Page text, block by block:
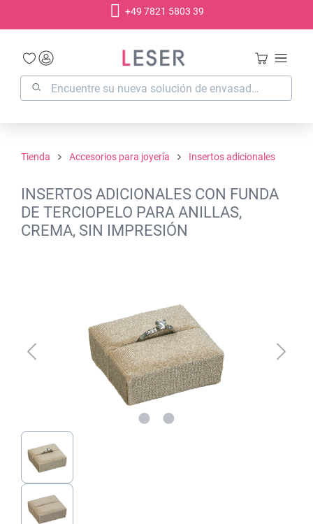
+49 7821 5803 39
Tienda Accesorios para joyería Insertos adicionales
INSERTOS ADICIONALES CON FUNDA
DE TERCIOPELO PARA ANILLAS,
CREMA, SIN IMPRESIÓN